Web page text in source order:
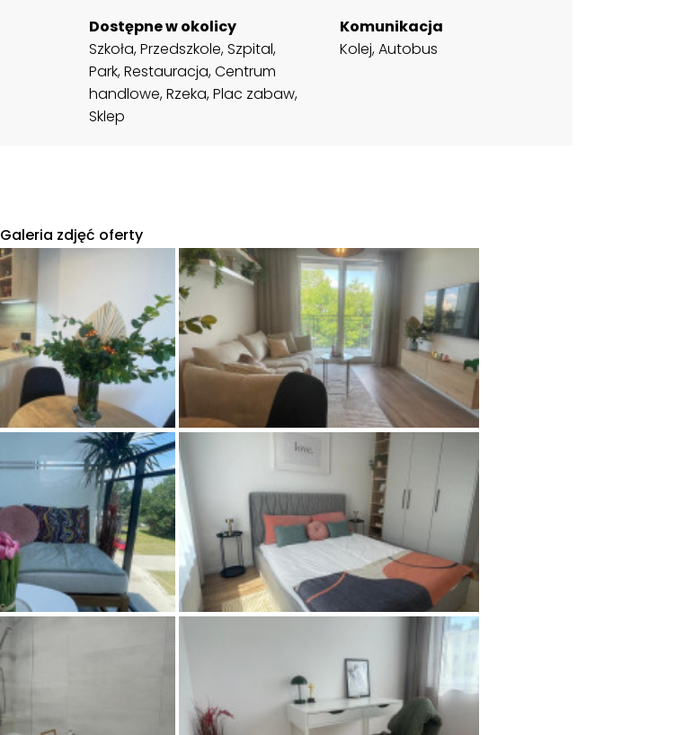
Dostępne w okolicy
Szkoła, Przedszkole, Szpital,
Park, Restauracja, Centrum
handlowe, Rzeka, Plac zabaw,
Sklep
Komunikacja
Kolej, Autobus
Galeria zdjęć oferty